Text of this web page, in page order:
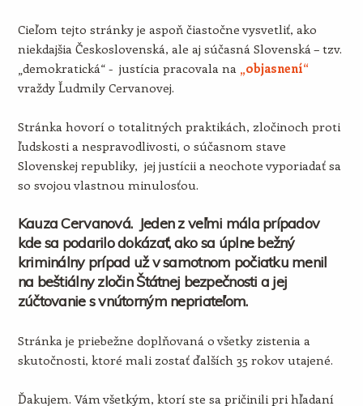
Cieľom tejto stránky je aspoň čiastočne vysvetliť, ako
niekdajšia Československá, ale aj súčasná Slovenská – tzv.
„demokratická“ - justícia pracovala na „objasnení“
vraždy Ľudmily Cervanovej.
Stránka hovorí o totalitných praktikách, zločinoch proti
ľudskosti a nespravodlivosti, o súčasnom stave
Slovenskej republiky, jej justícii a neochote vyporiadať sa
so svojou vlastnou minulosťou.
Kauza Cervanová. Jeden z veľmi mála prípadov
kde sa podarilo dokázať, ako sa úplne bežný
kriminálny prípad už v samotnom počiatku menil
na beštiálny zločin Štátnej bezpečnosti a jej
zúčtovanie s vnútorným nepriateľom.
Stránka je priebežne doplňovaná o všetky zistenia a
skutočnosti, ktoré mali zostať ďalších 35 rokov utajené.
Ďakujem. Vám všetkým, ktorí ste sa pričinili pri hľadaní